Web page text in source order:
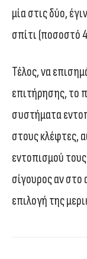
μία στις δύο,
σπίτι (ποσοστό
Τέλος, να
επιτήρησης, το
συστήματα
στους κλέφτες,
εντοπισμού
σίγουρος αν στο
επιλογή της